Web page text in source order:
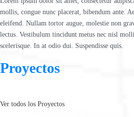
mollis, congue nunc placerat, bibendum ante.
eleifend. Nullam tortor augue, molestie non
lectus. Vestibulum tincidunt metus nec nisl
scelerisque. In at odio dui. Suspendisse quis.
Proyectos
Ver todos los Proyectos